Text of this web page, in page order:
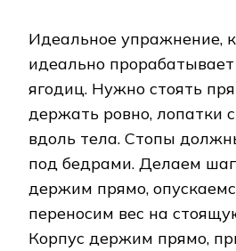
Идеальное упражнение,
идеально
ягодиц. Нужно стоять
держать ровно, лопатки
вдоль тела. Стопы
под бедрами. Делаем шаг
держим прямо,
переносим вес на
Корпус держим прямо,